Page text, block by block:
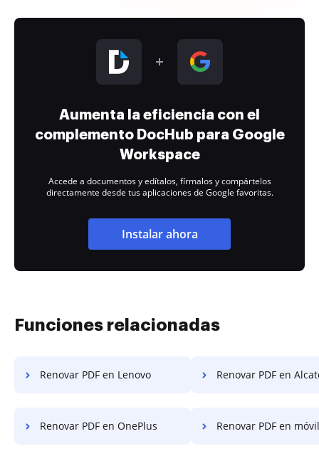
Aumenta la eficiencia con el
complemento DocHub para Google
Workspace
Accede a documentos y edítalos, fírmalos y compártelos
directamente desde tus aplicaciones de Google favoritas.
Instalar ahora
Funciones relacionadas
Renovar PDF en Lenovo Renovar PDF en
Renovar PDF en OnePlus Renovar PDF en móvil